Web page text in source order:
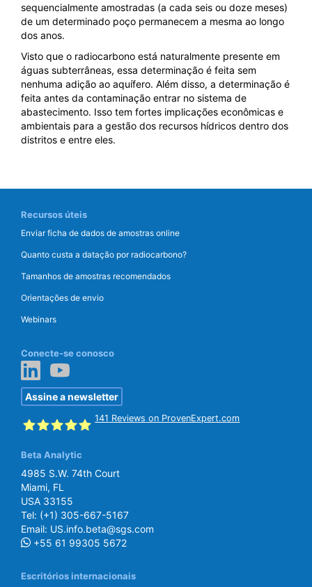
sequencialmente amostradas (a cada seis ou doze meses)
de um determinado poço permanecem a mesma ao longo
dos anos.
Visto que o radiocarbono está naturalmente presente em
águas subterrâneas, essa determinação é feita sem
nenhuma adição ao aquífero. Além disso, a determinação é
feita antes da contaminação entrar no sistema de
abastecimento. Isso tem fortes implicações econômicas e
ambientais para a gestão dos recursos hídricos dentro dos
distritos e entre eles.
Recursos úteis
Enviar ficha de dados de amostras online
Quanto custa a datação por radiocarbono?
Tamanhos de amostras recomendados
Orientações de envio
Webinars
Conecte-se conosco
Assine a newsletter
SGS Beta
141 Reviews on ProvenExpert.com
Beta Analytic
4985 S.W. 74th Court
Miami, FL
USA 33155
Tel: (+1) 305-667-5167
Email: US.info.beta@sgs.com
+55 61 99305 5672
Escritórios internacionais